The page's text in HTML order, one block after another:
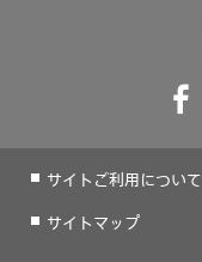
サイトご利用について
サイトマップ